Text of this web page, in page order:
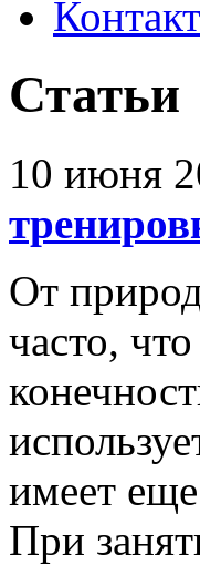
Статьи
10 июня
От
часто,
имеет
При